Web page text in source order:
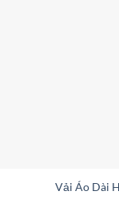
Vải Áo Dài